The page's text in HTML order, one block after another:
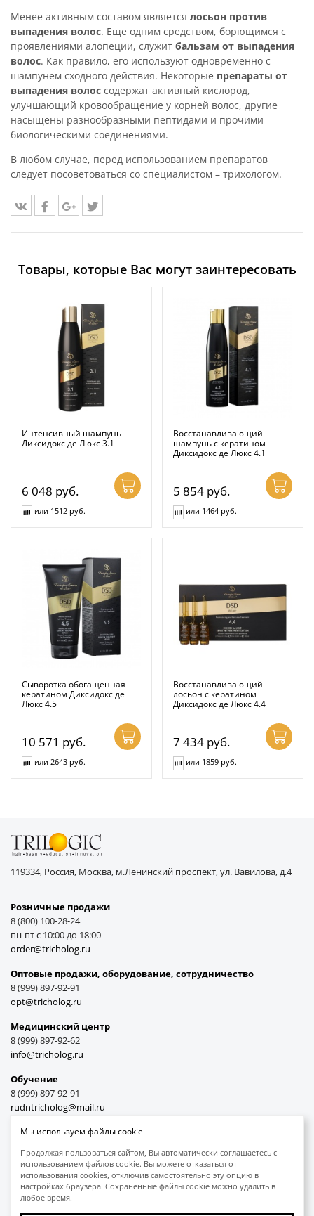
Менее активным составом является лосьон против
выпадения волос. Еще одним средством, борющимся с
проявлениями алопеции, служит бальзам от выпадения
волос. Как правило, его используют одновременно с
шампунем сходного действия. Некоторые препараты от
выпадения волос содержат активный кислород,
улучшающий кровообращение у корней волос, другие
насыщены разнообразными пептидами и прочими
биологическими соединениями.
В любом случае, перед использованием препаратов
следует посоветоваться со специалистом – трихологом.
Товары, которые Вас могут заинтересовать
Интенсивный шампунь
Диксидокс де Люкс 3.1
6 048 руб.
или 1512 руб.
Восстанавливающий
шампунь с кератином
Диксидокс де Люкс 4.1
5 854 руб.
или 1464 руб.
Сыворотка обогащенная
кератином Диксидокс де
Люкс 4.5
10 571 руб.
или 2643 руб.
Восстанавливающий
лосьон с кератином
Диксидокс де Люкс 4.4
7 434 руб.
или 1859 руб.
119334, Россия, Москва, м.Ленинский проспект, ул. Вавилова, д.4
Розничные продажи
8 (800) 100-28-24
пн-пт с 10:00 до 18:00
order@tricholog.ru
Оптовые продажи, оборудование, cотрудничество
8 (999) 897-92-91
opt@tricholog.ru
Медицинский центр
8 (999) 897-92-62
info@tricholog.ru
Обучение
8 (999) 897-92-91
rudntricholog@mail.ru
Принимаем к оплате
Мы используем файлы cookie
Продолжая пользоваться сайтом, Вы автоматически соглашаетесь с
использованием файлов cookie. Вы можете отказаться от
использования cookies, отключив самостоятельно эту опцию в
настройках браузера. Сохраненные файлы cookie можно удалить в
любое время.